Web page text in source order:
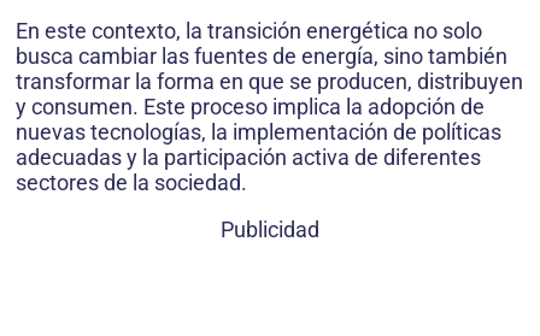
En este contexto, la transición energética no solo
busca cambiar las fuentes de energía, sino también
transformar la forma en que se producen, distribuyen
y consumen. Este proceso implica la adopción de
nuevas tecnologías, la implementación de políticas
adecuadas y la participación activa de diferentes
sectores de la sociedad.
Publicidad